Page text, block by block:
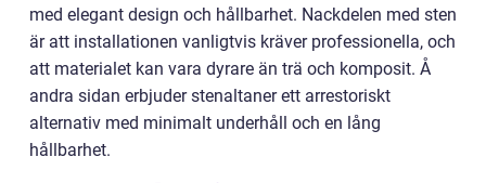
med elegant design och hållbarhet. Nackdelen med sten
är att installationen vanligtvis kräver professionella, och
att materialet kan vara dyrare än trä och komposit. Å
andra sidan erbjuder stenaltaner ett arrestoriskt
alternativ med minimalt underhåll och en lång
hållbarhet.